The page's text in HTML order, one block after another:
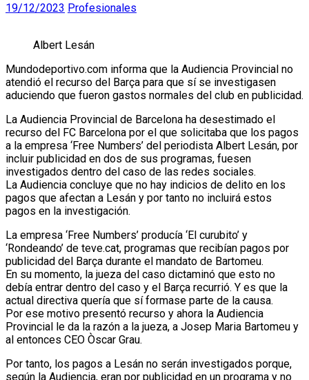
19/12/2023 Profesionales
Albert Lesán
Mundodeportivo.com informa que la Audiencia Provincial no
atendió el recurso del Barça para que sí se investigasen
aduciendo que fueron gastos normales del club en publicidad.
La Audiencia Provincial de Barcelona ha desestimado el
recurso del FC Barcelona por el que solicitaba que los pagos
a la empresa ‘Free Numbers’ del periodista Albert Lesán, por
incluir publicidad en dos de sus programas, fuesen
investigados dentro del caso de las redes sociales.
La Audiencia concluye que no hay indicios de delito en los
pagos que afectan a Lesán y por tanto no incluirá estos
pagos en la investigación.
La empresa ‘Free Numbers’ producía ‘El curubito’ y
‘Rondeando’ de teve.cat, programas que recibían pagos por
publicidad del Barça durante el mandato de Bartomeu.
En su momento, la jueza del caso dictaminó que esto no
debía entrar dentro del caso y el Barça recurrió. Y es que la
actual directiva quería que sí formase parte de la causa.
Por ese motivo presentó recurso y ahora la Audiencia
Provincial le da la razón a la jueza, a Josep Maria Bartomeu y
al entonces CEO Òscar Grau.
Por tanto, los pagos a Lesán no serán investigados porque,
según la Audiencia, eran por publicidad en un programa y no